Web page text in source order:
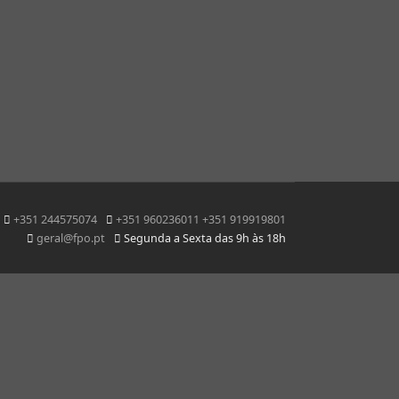
+351 244575074
+351 960236011 +351 919919801
geral@fpo.pt
Segunda a Sexta das 9h às 18h